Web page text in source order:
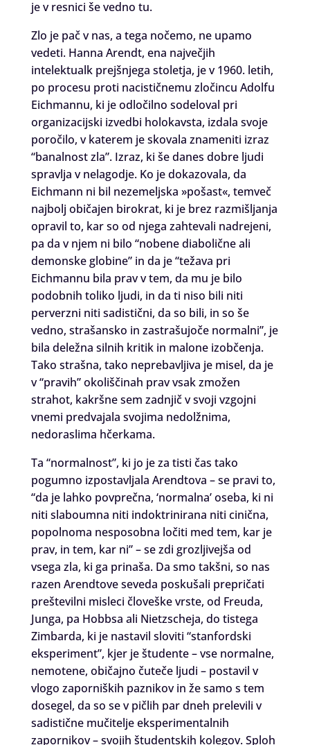
je v resnici še vedno tu.
Zlo je pač v nas, a tega nočemo, ne upamo
vedeti. Hanna Arendt, ena največjih
intelektualk prejšnjega stoletja, je v 1960. letih,
po procesu proti nacističnemu zločincu Adolfu
Eichmannu, ki je odločilno sodeloval pri
organizacijski izvedbi holokavsta, izdala svoje
poročilo, v katerem je skovala znameniti izraz
“banalnost zla”. Izraz, ki še danes dobre ljudi
spravlja v nelagodje. Ko je dokazovala, da
Eichmann ni bil nezemeljska »pošast«, temveč
najbolj običajen birokrat, ki je brez razmišljanja
opravil to, kar so od njega zahtevali nadrejeni,
pa da v njem ni bilo “nobene diabolične ali
demonske globine” in da je “težava pri
Eichmannu bila prav v tem, da mu je bilo
podobnih toliko ljudi, in da ti niso bili niti
perverzni niti sadistični, da so bili, in so še
vedno, strašansko in zastrašujoče normalni”, je
bila deležna silnih kritik in malone izobčenja.
Tako strašna, tako neprebavljiva je misel, da je
v “pravih” okoliščinah prav vsak zmožen
strahot, kakršne sem zadnjič v svoji vzgojni
vnemi predvajala svojima nedolžnima,
nedoraslima hčerkama.
Ta “normalnost”, ki jo je za tisti čas tako
pogumno izpostavljala Arendtova – se pravi to,
“da je lahko povprečna, ‘normalna’ oseba, ki ni
niti slaboumna niti indoktrinirana niti cinična,
popolnoma nesposobna ločiti med tem, kar je
prav, in tem, kar ni” – se zdi grozljivejša od
vsega zla, ki ga prinaša. Da smo takšni, so nas
razen Arendtove seveda poskušali prepričati
preštevilni misleci človeške vrste, od Freuda,
Junga, pa Hobbsa ali Nietzscheja, do tistega
Zimbarda, ki je nastavil sloviti “stanfordski
eksperiment”, kjer je študente – vse normalne,
nemotene, običajno čuteče ljudi – postavil v
vlogo zaporniških paznikov in že samo s tem
dosegel, da so se v pičlih par dneh prelevili v
sadistične mučitelje eksperimentalnih
zapornikov – svojih študentskih kolegov. Sploh